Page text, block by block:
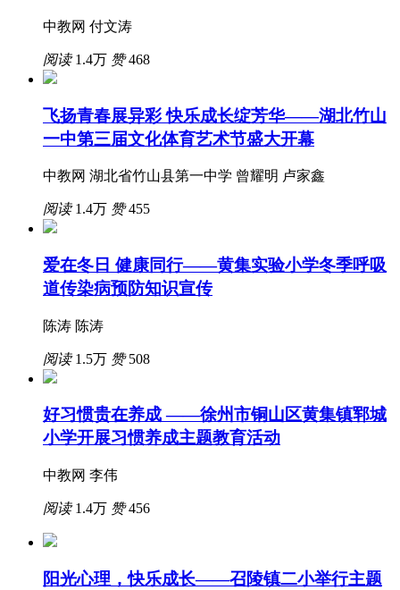
中教网 付文涛
阅读1.4万 赞468
飞扬青春展异彩 快乐成长绽芳华——湖北竹山
一中第三届文化体育艺术节盛大开幕
中教网 湖北省竹山县第一中学 曾耀明 卢家鑫
阅读1.4万 赞455
爱在冬日 健康同行——黄集实验小学冬季呼吸
道传染病预防知识宣传
陈涛 陈涛
阅读1.5万 赞508
好习惯贵在养成 ——徐州市铜山区黄集镇郓城
小学开展习惯养成主题教育活动
中教网 李伟
阅读1.4万 赞456
阳光心理，快乐成长——召陵镇二小举行主题